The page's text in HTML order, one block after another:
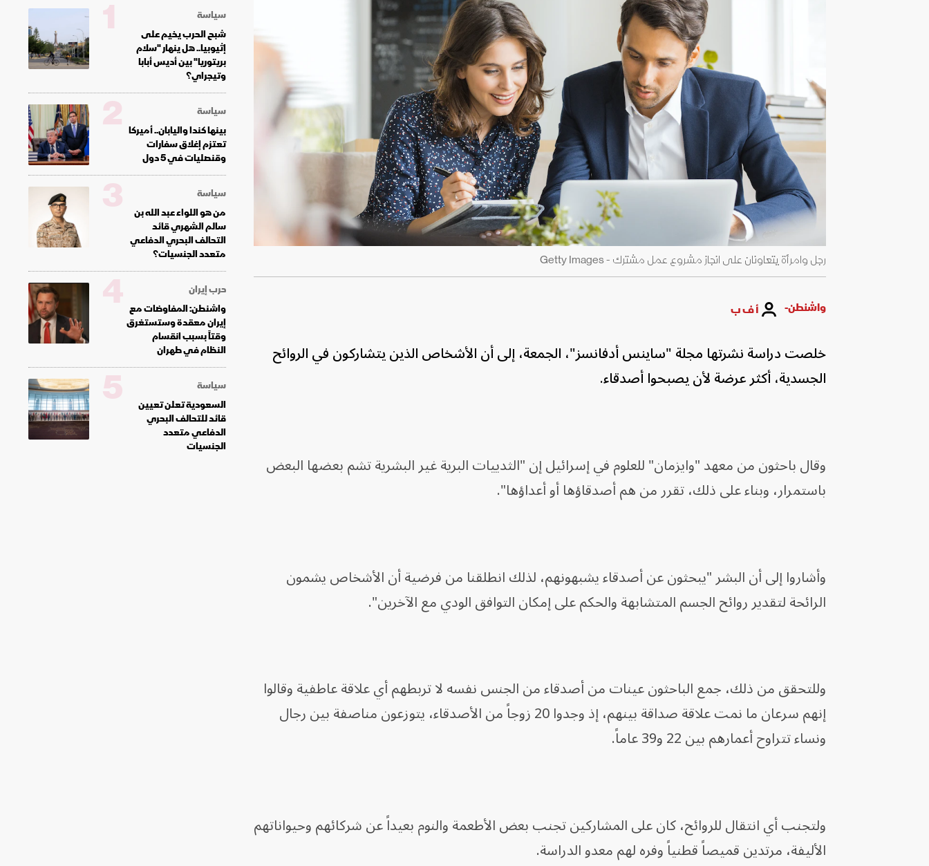
رجل وامرأة يتعاونان على انجاز مشروع عمل مشترك - Getty Images
واشنطن- أ ف ب
خلصت دراسة نشرتها مجلة "ساينس أدفانسز"، الجمعة، إلى أن الأشخاص الذين يتشاركون في الروائح
الجسدية، أكثر عرضة لأن يصبحوا أصدقاء.
وقال باحثون من معهد "وايزمان" للعلوم في إسرائيل إن "الثدييات البرية غير البشرية تشم بعضها البعض
باستمرار، وبناء على ذلك، تقرر من هم أصدقاؤها أو أعداؤها".
وأشاروا إلى أن البشر "يبحثون عن أصدقاء يشبهونهم، لذلك انطلقنا من فرضية أن الأشخاص يشمون
الرائحة لتقدير روائح الجسم المتشابهة والحكم على إمكان التوافق الودي مع الآخرين".
وللتحقق من ذلك، جمع الباحثون عينات من أصدقاء من الجنس نفسه لا تربطهم أي علاقة عاطفية وقالوا
إنهم سرعان ما نمت علاقة صداقة بينهم، إذ وجدوا 20 زوجاً من الأصدقاء، يتوزعون مناصفة بين رجال
ونساء تتراوح أعمارهم بين 22 و39 عاماً.
ولتجنب أي انتقال للروائح، كان على المشاركين تجنب بعض الأطعمة والنوم بعيداً عن شركائهم وحيواناتهم
الأليفة، مرتدين قميصاً قطنياً وفره لهم معدو الدراسة.
سياسة
شبح الحرب يخيم على
إثيوبيا.. هل ينهار "سلام
بريتوريا" بين أديس أبابا
وتيجراي؟
1
سياسة
بينها كندا واليابان.. أميركا
تعتزم إغلاق سفارات
وقنصليات في 5 دول
2
سياسة
من هو اللواء عبد الله بن
سالم الشهري قائد
التحالف البحري الدفاعي
متعدد الجنسيات؟
3
حرب إيران
واشنطن: المفاوضات مع
إيران معقدة وستستغرق
وقتاً بسبب انقسام
النظام في طهران
4
سياسة
السعودية تعلن تعيين
قائد للتحالف البحري
الدفاعي متعدد
الجنسيات
5